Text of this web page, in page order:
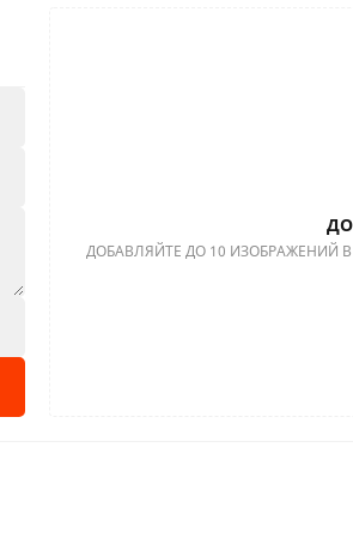
ДОБАВЛЯЙТЕ ДО 10 ИЗОБРАЖЕНИЙ